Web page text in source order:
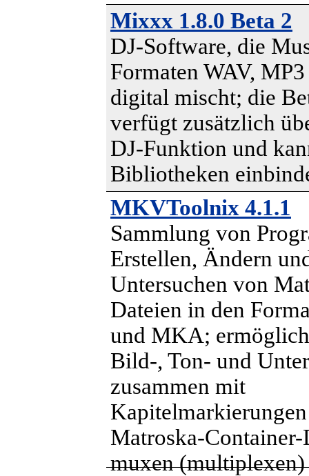
Mixxx 1.8.0 Beta 2
DJ-Software, die
Formaten WAV,
digital mischt; die
verfügt zusätzlich
DJ-Funktion und
Bibliotheken
MKVToolnix 4.1.1
Sammlung von
Erstellen, Ändern
Untersuchen von
Dateien in den
und MKA;
Bild-, Ton- und
zusammen mit
Matroska-
muxen (multiplexen)